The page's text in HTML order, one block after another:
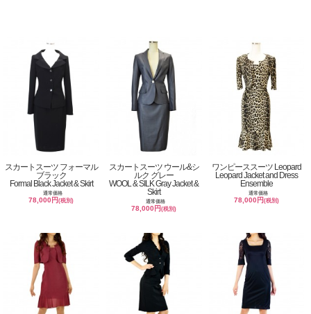
スカートスーツ フォーマル
ブラック
Formal Black Jacket & Skirt
通常価格
78,000円(税別)
スカートスーツ ウール&シ
ルク グレー
WOOL & SILK Gray Jacket &
Skirt
通常価格
78,000円(税別)
ワンピーススーツ Leopard
Leopard Jacket and Dress
Ensemble
通常価格
78,000円(税別)